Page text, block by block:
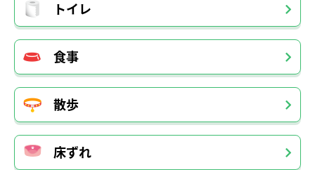
トイレ
食事
散歩
床ずれ